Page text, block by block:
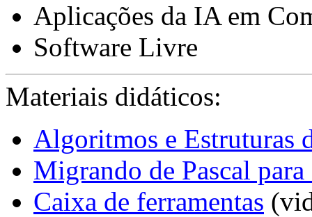
Aplicações da IA em
Software Livre
Materiais didáticos:
Algoritmos e Estruturas
Migrando de Pascal para
Caixa de ferramentas